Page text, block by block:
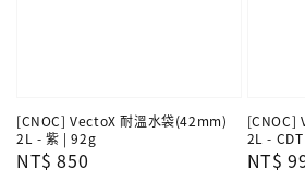
[CNOC] VectoX 耐溫水袋(42mm)
2L - 紫 | 92g
Regular
NT$ 850
[CNOC]
2L -
NT$